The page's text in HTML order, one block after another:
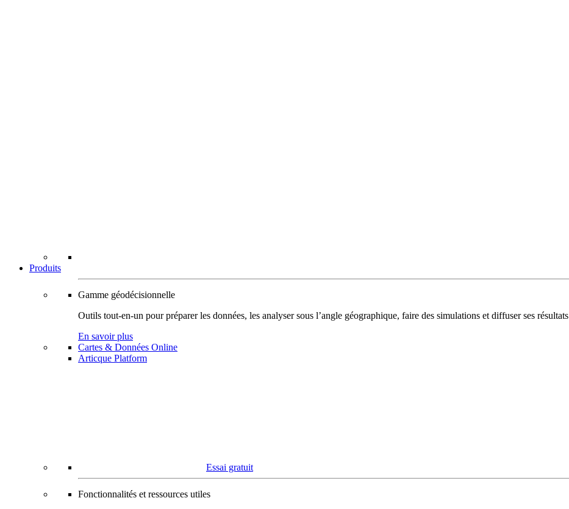
Produits
Gamme géodécisionnelle
Outils tout-en-un pour préparer les données, les analyser sous l’angle géographique, faire des simulations et diffuser ses résultats
En savoir plus
Cartes & Données Online
Articque Platform
Essai gratuit
Fonctionnalités et ressources utiles